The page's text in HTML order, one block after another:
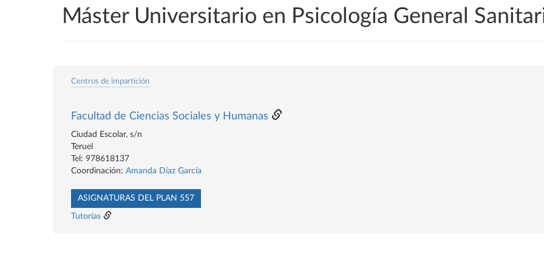
Máster Universitario en Psicología General
Centros de impartición
Facultad de Ciencias Sociales y Humanas
Ciudad Escolar, s/n
Teruel
Tel: 978618137
Coordinación: Amanda Díaz García
ASIGNATURAS DEL PLAN 557
Tutorías